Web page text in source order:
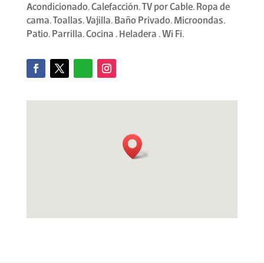
Acondicionado. Calefacción. TV por Cable. Ropa de
cama. Toallas. Vajilla. Baño Privado. Microondas.
Patio. Parrilla. Cocina . Heladera . Wi Fi.